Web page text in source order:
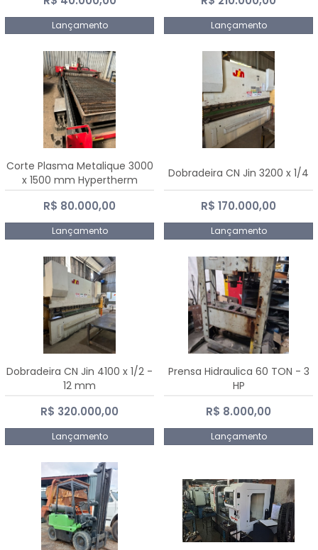
Lançamento Lançamento
Corte Plasma Metalique 3000
x 1500 mm Hypertherm
Powermax 45 xp
R$ 80.000,00
Lançamento
Dobradeira CN Jin 3200 x 1/4
R$ 170.000,00
Lançamento
Dobradeira CN Jin 4100 x 1/2 -
12 mm
R$ 320.000,00
Lançamento
Prensa Hidraulica 60 TON - 3
HP
R$ 8.000,00
Lançamento